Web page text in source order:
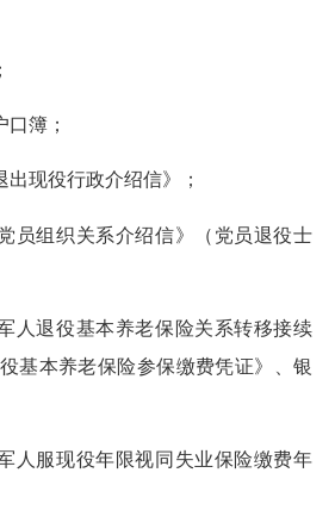
簿；
现役行政介绍信》；
组织关系介绍信》（党员退役士
退役基本养老保险关系转移接续
基本养老保险参保缴费凭证》、银
服现役年限视同失业保险缴费年